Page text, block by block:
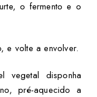
o fermento e o
e volte a envolver.
vegetal disponha
pré-aquecido a